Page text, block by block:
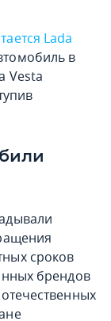
Lada
в
Vesta
сроков
брендов